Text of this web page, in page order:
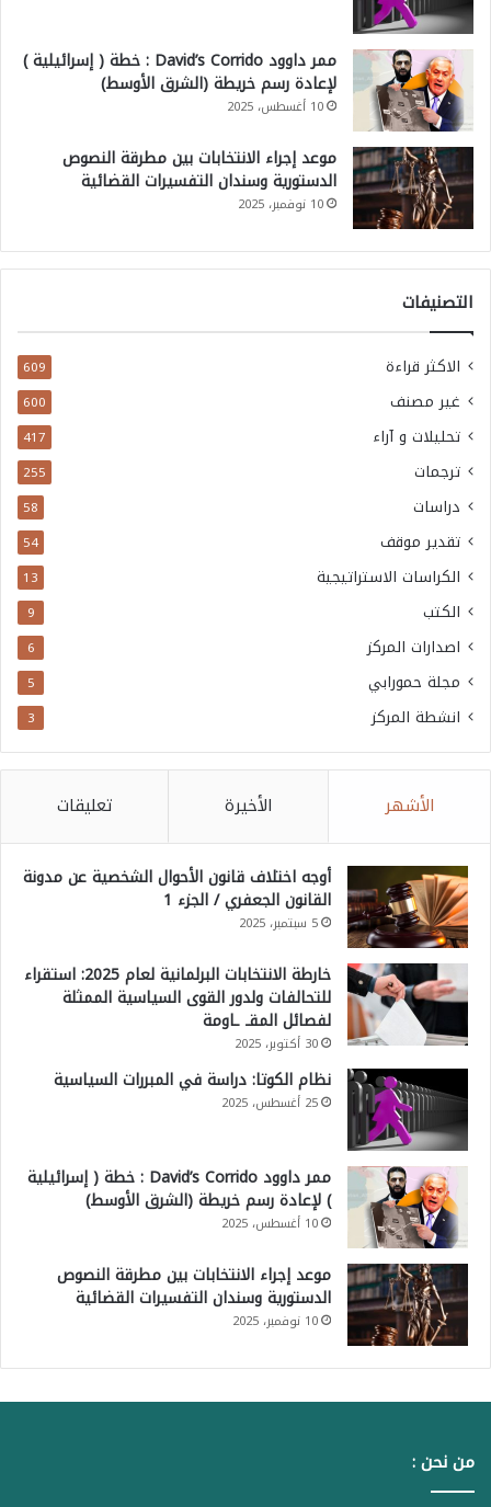
ممر داوود David’s Corrido : خطة ( إسرائيلية )
لإعادة رسم خريطة (الشرق الأوسط)
10 أغسطس، 2025
موعد إجراء الانتخابات بين مطرقة النصوص
الدستورية وسندان التفسيرات القضائية
10 نوفمبر، 2025
التصنيفات
الاكثر قراءة 609
غير مصنف 600
تحليلات و آراء 417
ترجمات 255
دراسات 58
تقدير موقف 54
الكراسات الاستراتيجية 13
الكتب 9
اصدارات المركز 6
مجلة حمورابي 5
انشطة المركز 3
الأشهر الأخيرة تعليقات
أوجه اختلاف قانون الأحوال الشخصية عن مدونة
القانون الجعفري / الجزء 1
5 سبتمبر، 2025
خارطة الانتخابات البرلمانية لعام 2025: استقراء
للتحالفات ولدور القوى السياسية الممثلة
لفصائل المقـ ـاومة
30 أكتوبر، 2025
نظام الكوتا: دراسة في المبررات السياسية
25 أغسطس، 2025
ممر داوود David’s Corrido : خطة ( إسرائيلية
) لإعادة رسم خريطة (الشرق الأوسط)
10 أغسطس، 2025
موعد إجراء الانتخابات بين مطرقة النصوص
الدستورية وسندان التفسيرات القضائية
10 نوفمبر، 2025
من نحن :